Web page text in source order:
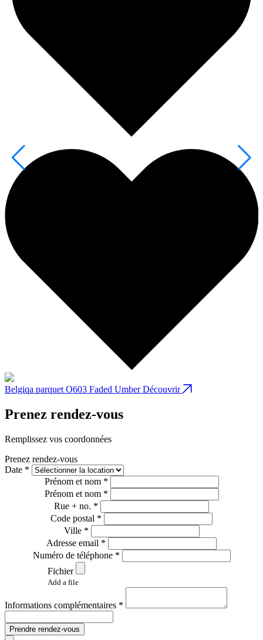
Belgiqa parquet O603 Faded UmberDécouvrir
Prenez rendez-vous
Remplissez vos coordonnées
Prenez rendez-vous
Date *
Prénom et nom *
Prénom et nom *
Rue + no. *
Code postal *
Ville *
Adresse email *
Numéro de téléphone *
Fichier
Add a file
Informations complémentaires *
Prendre rendez-vous